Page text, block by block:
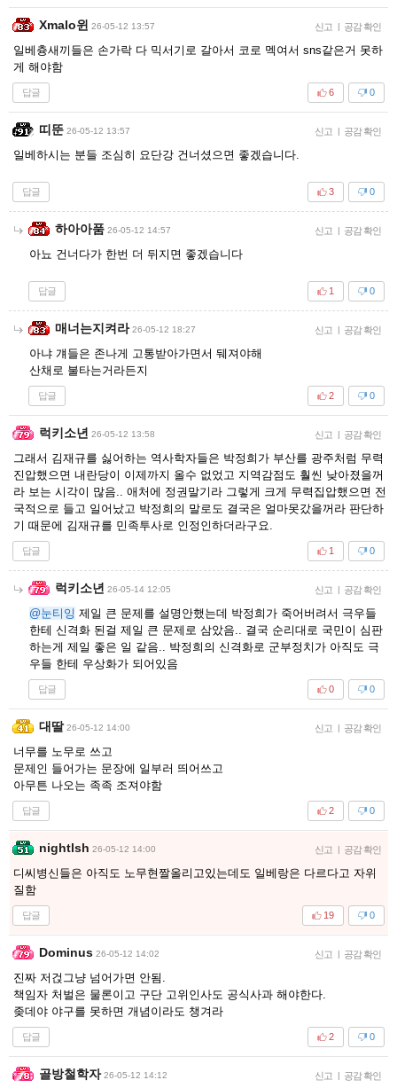
Xmalo윈 26-05-12 13:57 신고 | 공감 확인
일베츙새끼들은 손가락 다 믹서기로 갈아서 코로 멕여서 sns같은거 못하
게 해야함
답글 0
6
띠뚠 26-05-12 13:57 신고 | 공감 확인
일베하시는 분들 조심히 요단강 건너셨으면 좋겠습니다.
답글 0
3
하아아품 26-05-12 14:57 신고 | 공감 확인
아뇨 건너다가 한번 더 뒤지면 좋겠습니다
답글 0
1
매너는지켜라 26-05-12 18:27 신고 | 공감 확인
아냐 걔들은 존나게 고통받아가면서 뒈져야해
산채로 불타는거라든지
답글 0
2
럭키소년 26-05-12 13:58 신고 | 공감 확인
그래서 김재규를 싫어하는 역사학자들은 박정희가 부산를 광주처럼 무력
진압했으면 내란당이 이제까지 올수 없었고 지역감점도 훨씬 낮아졌을꺼
라 보는 시각이 많음.. 애처에 정권말기라 그렇게 크게 무력집압했으면 전
국적으로 들고 일어났고 박정희의 말로도 결국은 얼마못갔을꺼라 판단하
기 때문에 김재규를 민족투사로 인정인하더라구요.
답글 0
1
럭키소년 26-05-14 12:05 신고 | 공감 확인
@눈티잉 제일 큰 문제를 설명안했는데 박정희가 죽어버려서 극우들
한테 신격화 된걸 제일 큰 문제로 삼았음.. 결국 순리대로 국민이 심판
하는게 제일 좋은 일 같음.. 박정희의 신격화로 군부정치가 아직도 극
우들 한테 우상화가 되어있음
답글 0
0
대딸 26-05-12 14:00 신고 | 공감 확인
너무를 노무로 쓰고
문제인 들어가는 문장에 일부러 띄어쓰고
아무튼 나오는 족족 조져야함
답글 0
2
nightlsh 26-05-12 14:00 신고 | 공감 확인
디씨병신들은 아직도 노무현짤올리고있는데도 일베랑은 다르다고 자위
질함
답글 0
19
Dominus 26-05-12 14:02 신고 | 공감 확인
진짜 저걵그냥 넘어가면 안됨.
책임자 처벌은 물론이고 구단 고위인사도 공식사과 해야한다.
좆데야 야구를 못하면 개념이라도 챙겨라
답글 0
2
골방철학자 26-05-12 14:12 신고 | 공감 확인